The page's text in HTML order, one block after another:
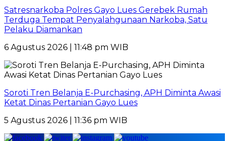
Satresnarkoba Polres Gayo Lues Gerebek Rumah
Terduga Tempat Penyalahgunaan Narkoba, Satu
Pelaku Diamankan
6 Agustus 2026 | 11:48 pm WIB
Soroti Tren Belanja E-Purchasing, APH Diminta Awasi
Ketat Dinas Pertanian Gayo Lues
5 Agustus 2026 | 11:36 pm WIB